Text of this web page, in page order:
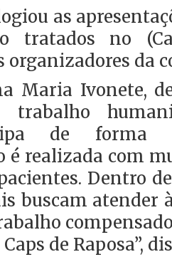
as
tratados no
organizadores da
Maria Ivonete,
trabalho
de forma
é realizada com
Dentro
buscam atender
de Raposa”,